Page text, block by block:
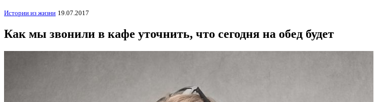
Истории из жизни 19.07.2017
Как мы звонили в кафе уточнить, что сегодня на обед будет